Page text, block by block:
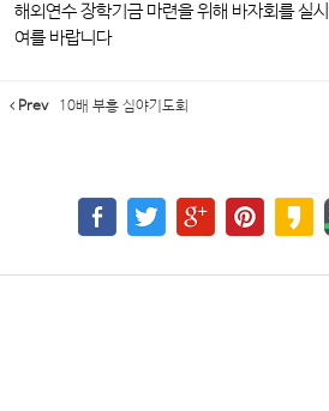
해외연수 장학기금 마련을 위해 바자회를 실
여를 바랍니다
Prev 10배 부흥 심야기도회